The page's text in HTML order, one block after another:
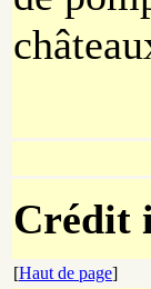
Crédit
[Haut de page]